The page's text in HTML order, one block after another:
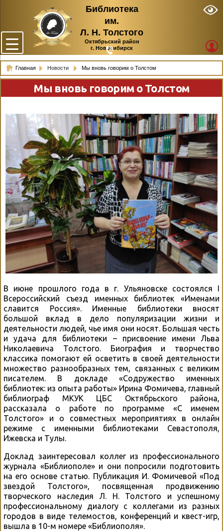
Библиотека
им.
Л. Н. Толстого
Октябрьский район
г. Новосибирск
Главная Новости Мы вновь говорим о Толстом
Мы вновь говорим о Толстом
В июне прошлого года в г. Ульяновске состоялся I
Всероссийский съезд именных библиотек «Именами
славится Россия». Именные библиотеки вносят
большой вклад в дело популяризации жизни и
деятельности людей, чье имя они носят. Большая честь
и удача для библиотеки – присвоение имени Льва
Николаевича Толстого. Биография и творчество
классика помогают ей осветить в своей деятельности
множество разнообразных тем, связанных с великим
писателем. В докладе «Содружество именных
библиотек: из опыта работы» Ирина Фомичева, главный
библиограф МКУК ЦБС Октябрьского района,
рассказала о работе по программе «С именем
Толстого» и о совместных мероприятиях в онлайн
режиме с именными библиотеками Севастополя,
Ижевска и Тулы.
Доклад заинтересовал коллег из профессионального
журнала «Библиополе» и они попросили подготовить
на его основе статью. Публикация И. Фомичевой «Под
звездой Толстого», посвященная продвижению
творческого наследия Л. Н. Толстого и успешному
профессиональному диалогу с коллегами из разных
городов в виде телемостов, конференций и квест-игр,
вышла в 10-м номере «Библиополя».